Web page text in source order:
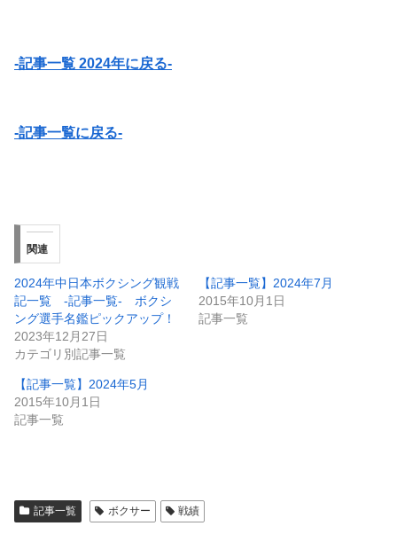
-記事一覧 2024年に戻る-
-記事一覧に戻る-
関連
2024年中日本ボクシング観戦
記一覧 -記事一覧- ボクシ
ング選手名鑑ピックアップ！
2023年12月27日
カテゴリ別記事一覧
【記事一覧】2024年7月
2015年10月1日
記事一覧
【記事一覧】2024年5月
2015年10月1日
記事一覧
記事一覧 ボクサー 戦績